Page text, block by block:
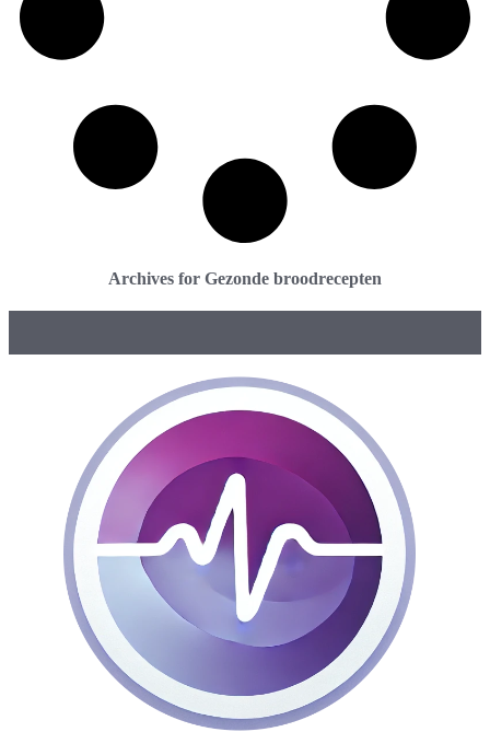
Archives for Gezonde broodrecepten